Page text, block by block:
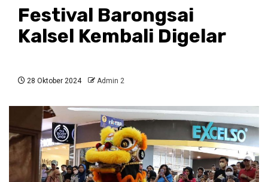
Festival Barongsai
Kalsel Kembali Digelar
28 Oktober 2024 Admin 2